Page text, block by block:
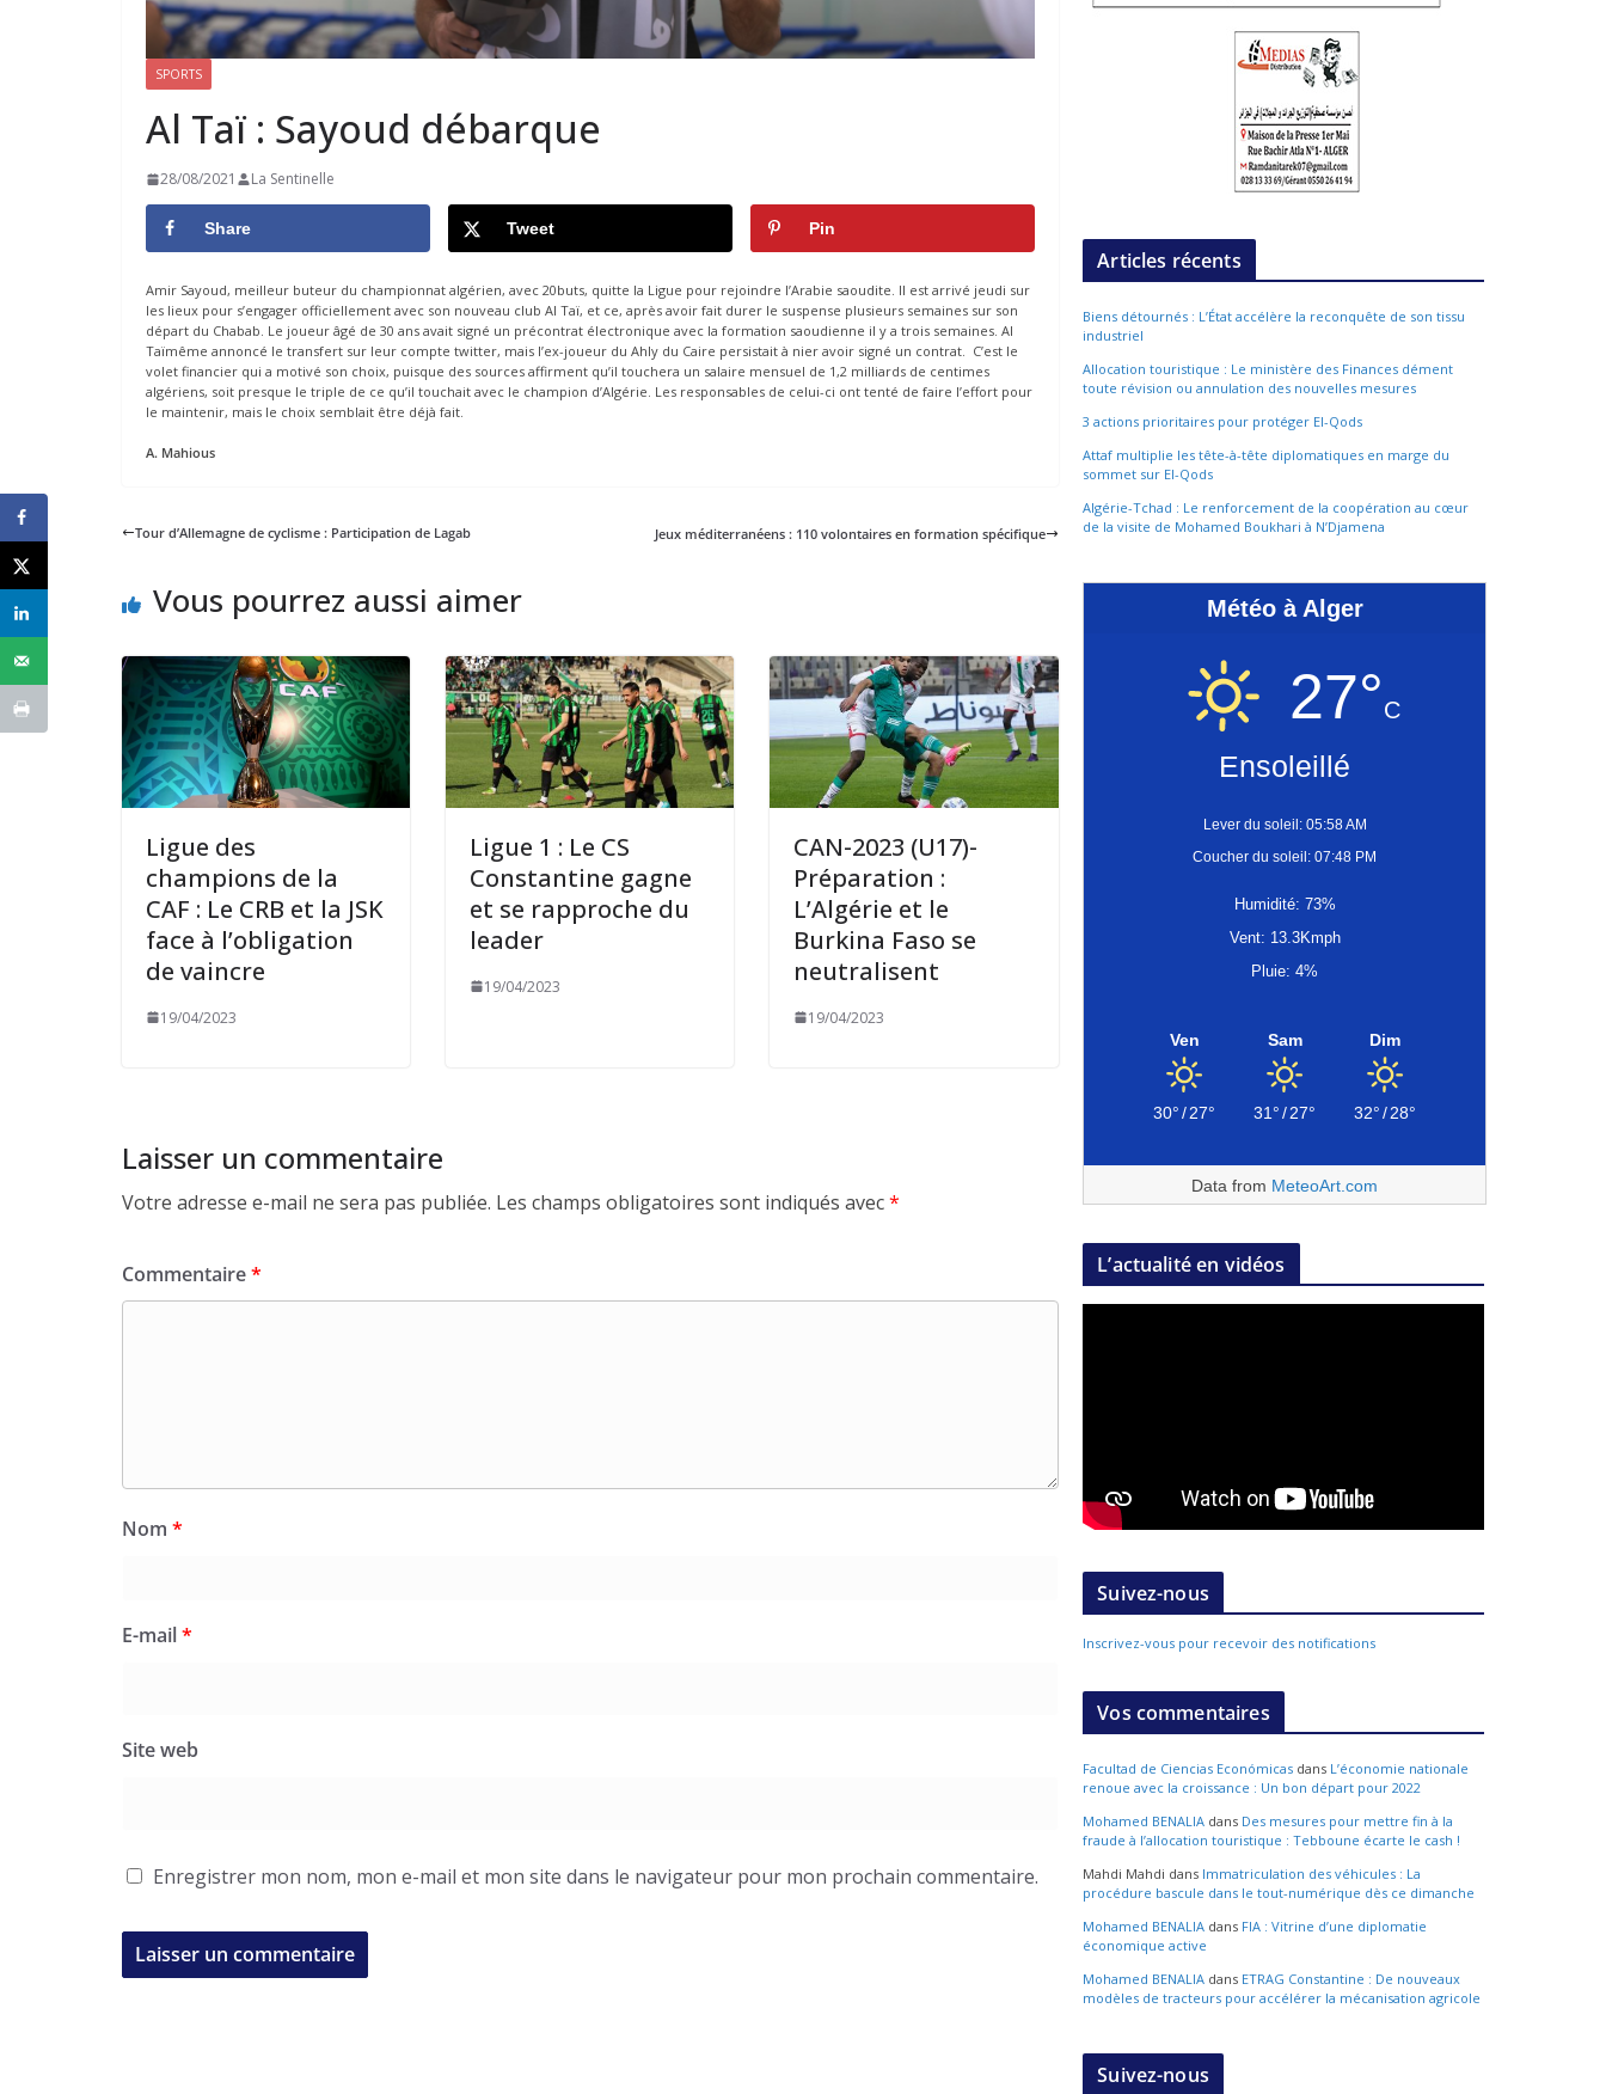
SPORTS
Al Taï : Sayoud débarque
28/08/2021 La Sentinelle
Share Tweet Pin
Amir Sayoud, meilleur buteur du championnat algérien, avec 20buts, quitte la Ligue pour rejoindre l’Arabie saoudite. Il est arrivé jeudi sur
les lieux pour s’engager officiellement avec son nouveau club Al Taï, et ce, après avoir fait durer le suspense plusieurs semaines sur son
départ du Chabab. Le joueur âgé de 30 ans avait signé un précontrat électronique avec la formation saoudienne il y a trois semaines. Al
Taïmême annoncé le transfert sur leur compte twitter, mais l’ex-joueur du Ahly du Caire persistait à nier avoir signé un contrat. C’est le
volet financier qui a motivé son choix, puisque des sources affirment qu’il touchera un salaire mensuel de 1,2 milliards de centimes
algériens, soit presque le triple de ce qu’il touchait avec le champion d’Algérie. Les responsables de celui-ci ont tenté de faire l’effort pour
le maintenir, mais le choix semblait être déjà fait.
A. Mahious
Tour d’Allemagne de cyclisme : Participation de Lagab Jeux méditerranéens : 110 volontaires en formation spécifique
Vous pourrez aussi aimer
Ligue des
champions de la
CAF : Le CRB et la JSK
face à l’obligation
de vaincre
19/04/2023
Ligue 1 : Le CS
Constantine gagne
et se rapproche du
leader
19/04/2023
CAN-2023 (U17)-
Préparation :
L’Algérie et le
Burkina Faso se
neutralisent
19/04/2023
Laisser un commentaire
Votre adresse e-mail ne sera pas publiée. Les champs obligatoires sont indiqués avec*
Commentaire*
Nom *
E-mail*
Site web
Enregistrer mon nom, mon e-mail et mon site dans le navigateur pour mon prochain commentaire.
Articles récents
Biens détournés : L’État accélère la reconquête de son tissu
industriel
Allocation touristique : Le ministère des Finances dément
toute révision ou annulation des nouvelles mesures
3 actions prioritaires pour protéger El-Qods
Attaf multiplie les tête-à-tête diplomatiques en marge du
sommet sur El-Qods
Algérie-Tchad : Le renforcement de la coopération au cœur
de la visite de Mohamed Boukhari à N’Djamena
Météo à Alger
27°C
Ensoleillé
Lever du soleil: 05:58 AM
Coucher du soleil: 07:48 PM
Humidité: 73%
Vent: 13.3Kmph
Pluie: 4%
Ven
30°/27°
Sam
31°/27°
Dim
32°/28°
Data from MeteoArt.com
L’actualité en vidéos
Suivez-nous
Inscrivez-vous pour recevoir des notifications
Vos commentaires
Facultad de Ciencias Económicas dans L’économie nationale
renoue avec la croissance : Un bon départ pour 2022
Mohamed BENALIA dans Des mesures pour mettre fin à la
fraude à l’allocation touristique : Tebboune écarte le cash !
Mahdi Mahdi dans Immatriculation des véhicules : La
procédure bascule dans le tout-numérique dès ce dimanche
Mohamed BENALIA dans FIA : Vitrine d’une diplomatie
économique active
Mohamed BENALIA dans ETRAG Constantine : De nouveaux
modèles de tracteurs pour accélérer la mécanisation agricole
Suivez-nous